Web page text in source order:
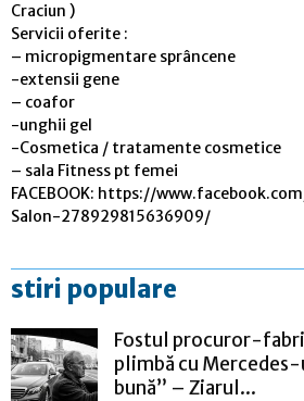
Craciun )
Servicii oferite :
– micropigmentare sprâncene
-extensii gene
– coafor
-unghii gel
-Cosmetica / tratamente cosmetice
– sala Fitness pt femei
FACEBOOK: https://
Salon-278929815636909/
stiri populare
Fostul procuror-
plimbă cu
bună” – Ziarul...